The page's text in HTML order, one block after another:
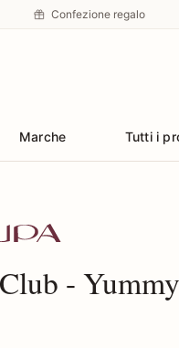
Confezione regalo
Marche Tutti i
Pupa
-